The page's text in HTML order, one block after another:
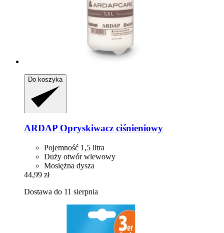
Do koszyka
ARDAP Opryskiwacz ciśnieniowy
Pojemność 1,5 litra
Duży otwór wlewowy
Mosiężna dysza
44,99 zł
Dostawa do 11 sierpnia